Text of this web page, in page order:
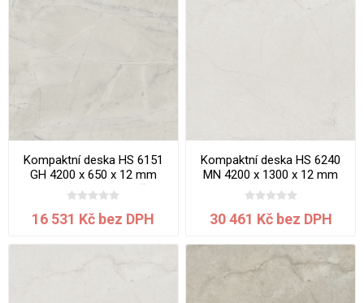
Kompaktní deska HS 6151
GH 4200 x 650 x 12 mm
Mramor Lasa jádro béžové
16 531 Kč bez DPH
Kompaktní deska HS 6240
MN 4200 x 1300 x 12 mm
Maldon jádro bílé
30 461 Kč bez DPH